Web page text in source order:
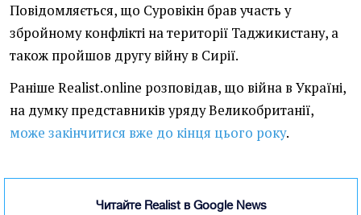
Повідомляється, що Суровікін брав участь у
збройному конфлікті на території Таджикистану, а
також пройшов другу війну в Сирії.
Раніше Realist.online розповідав, що війна в Україні,
на думку представників уряду Великобританії,
може закінчитися вже до кінця цього року.
Читайте Realist в Google News